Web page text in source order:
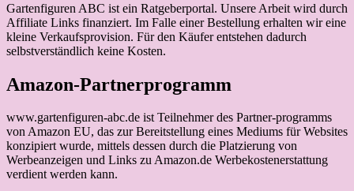
Gartenfiguren ABC ist ein Ratgeberportal. Unsere Arbeit wird durch
Affiliate Links finanziert. Im Falle einer Bestellung erhalten wir eine
kleine Verkaufsprovision. Für den Käufer entstehen dadurch
selbstverständlich keine Kosten.
Amazon-Partnerprogramm
www.gartenfiguren-abc.de ist Teilnehmer des Partner-programms
von Amazon EU, das zur Bereitstellung eines Mediums für Websites
konzipiert wurde, mittels dessen durch die Platzierung von
Werbeanzeigen und Links zu Amazon.de Werbekostenerstattung
verdient werden kann.